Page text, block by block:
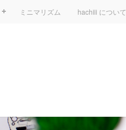
ミニマリズム hachiii について